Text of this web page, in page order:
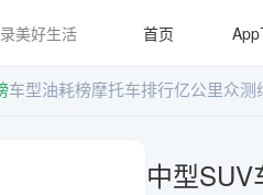
美好生活 首页
车型油耗榜摩托车排行亿公里众测
中型